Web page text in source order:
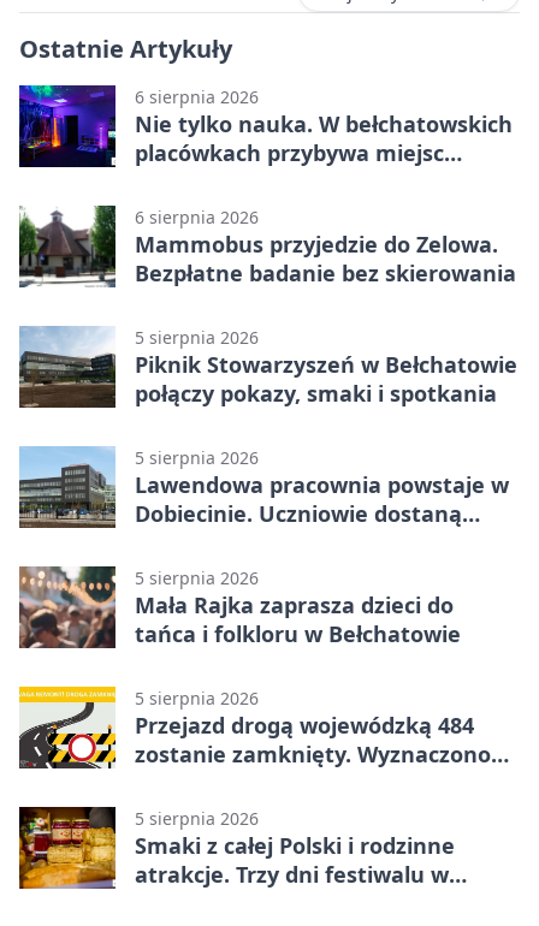
Ostatnie Artykuły
6 sierpnia 2026
Nie tylko nauka. W bełchatowskich
placówkach przybywa miejsc
6 sierpnia 2026
Mammobus przyjedzie do Zelowa.
Bezpłatne badanie bez skierowania
5 sierpnia 2026
Piknik Stowarzyszeń w Bełchatowie
połączy pokazy, smaki i spotkania
5 sierpnia 2026
Lawendowa pracownia powstaje w
Dobiecinie. Uczniowie dostaną
5 sierpnia 2026
Mała Rajka zaprasza dzieci do
tańca i folkloru w Bełchatowie
5 sierpnia 2026
Przejazd drogą wojewódzką 484
zostanie zamknięty. Wyznaczono
5 sierpnia 2026
Smaki z całej Polski i rodzinne
atrakcje. Trzy dni festiwalu w